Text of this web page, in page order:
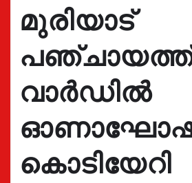
മുരിയാട്
പഞ്ചായത്ത്
വാർഡിൽ
കൊടിയേറി